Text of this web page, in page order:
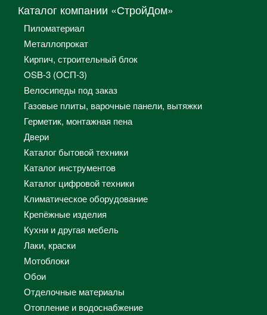
Каталог компании «СтройДом»
Пиломатериал
Металлопрокат
Кирпич, строительный блок
OSB-3 (ОСП-3)
Велосипеды под заказ
Газовые плиты, варочные панели, вытяжки
Герметик, монтажная пена
Двери
Каталог бытовой техники
Каталог инструментов
Каталог цифровой техники
Климатическое оборудование
Крепёжные изделия
Кухни и другая мебель
Лаки, краски
Мотоблоки
Обои
Отделочные материалы
Отопление и водоснабжение